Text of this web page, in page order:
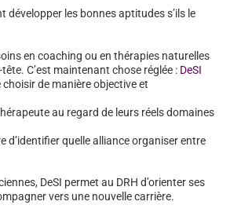
développer les bonnes aptitudes s’ils le
en coaching ou en thérapies naturelles
C’est maintenant chose réglée : DeSI
de manière objective et
au regard de leurs réels domaines
d’identifier quelle alliance organiser entre
DeSI permet au DRH d’orienter ses
vers une nouvelle carrière.